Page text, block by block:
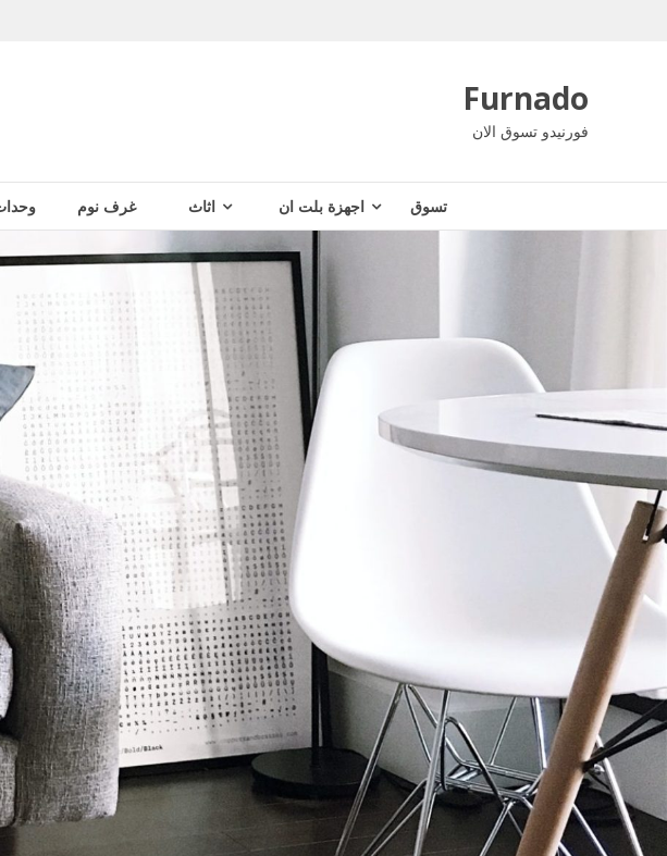
Furnado
فورنيدو تسوق الان
تسوق اجهزة بلت ان اثاث غرف نوم